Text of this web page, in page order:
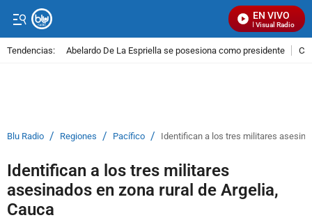
EN VIVO
Señal Visual Radio
Tendencias: Abelardo De La Espriella se posesiona como presidente
Blu Radio / Regiones / Pacífico / Identifican a los tres militares
Identifican a los tres militares
asesinados en zona rural de Argelia,
Cauca